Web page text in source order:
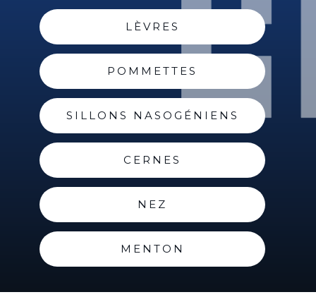
LÈVRES
POMMETTES
SILLONS NASOGÉNIENS
CERNES
NEZ
MENTON